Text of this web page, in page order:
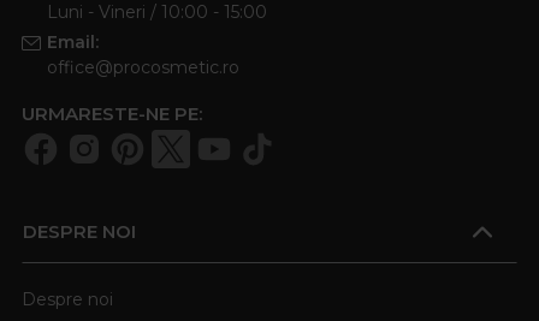
Luni - Vineri / 10:00 - 15:00
Email:
office@procosmetic.ro
URMARESTE-NE PE:
DESPRE NOI
Despre noi